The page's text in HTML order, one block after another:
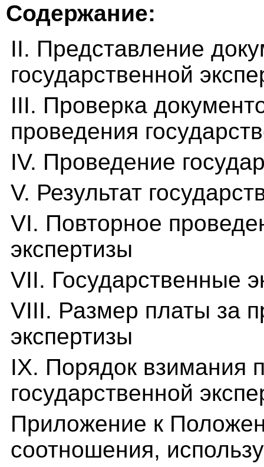
Содержание:
II. Представление
государственной
III. Проверка
проведения
IV. Проведение
V. Результат
VI. Повторное
экспертизы
VII. Государственные
VIII. Размер платы за
экспертизы
IX. Порядок взимания
государственной
Приложение к
соотношения,